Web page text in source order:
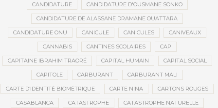
CANDIDATURE CANDIDATURE D'OUSMANE SONKO
CANDIDATURE DE ALASSANE DRAMANE OUATTARA
CANDIDATURE ONU CANICULE CANICULES CANIVEAUX
CANNABIS CANTINES SCOLAIRES CAP
CAPITAINE IBRAHIM TRAORÉ CAPITAL HUMAIN CAPITAL SOCIAL
CAPITOLE CARBURANT CARBURANT MALI
CARTE D’IDENTITÉ BIOMÉTRIQUE CARTE NINA CARTONS ROUGES
CASABLANCA CATASTROPHE CATASTROPHE NATURELLE